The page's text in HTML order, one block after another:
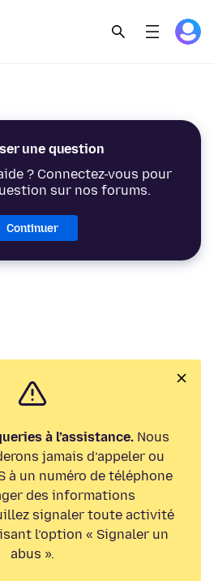
une question
? Connectez-vous pour
sur nos forums.
Continuer
à l’assistance. Nous
jamais d’appeler ou
à un numéro de téléphone
des informations
signaler toute activité
l’option « Signaler un
abus ».